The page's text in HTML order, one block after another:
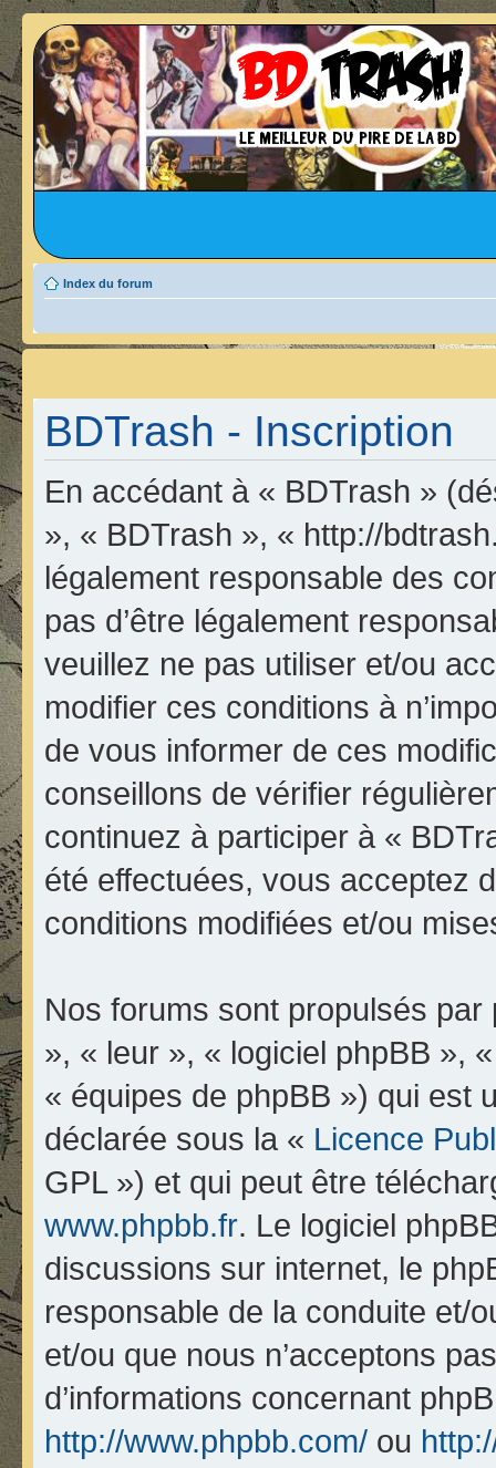
Index du forum
BDTrash - Inscription
En accédant à « BDTrash »
», « BDTrash », « http://
légalement responsable des
pas d’être légalement
veuillez ne pas utiliser et/ou
modifier ces conditions à
de vous informer de ces
conseillons de vérifier
continuez à participer à «
été effectuées, vous acceptez
conditions modifiées et/ou
Nos forums sont propulsés
», « leur », « logiciel phpBB »,
« équipes de phpBB ») qui est
déclarée sous la « Licence
GPL ») et qui peut être
www.phpbb.fr. Le logiciel
discussions sur internet, le
responsable de la conduite et/
et/ou que nous n’acceptons
d’informations concernant
http://www.phpbb.com/ ou